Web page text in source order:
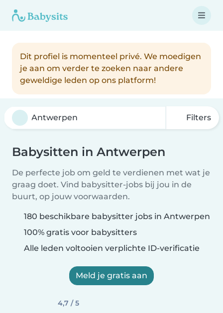
Dit profiel is momenteel privé. We moedigen
je aan om verder te zoeken naar andere
geweldige leden op ons platform!
Filters
Babysitten in Antwerpen
De perfecte job om geld te verdienen met wat je
graag doet. Vind babysitter-jobs bij jou in de
buurt, op jouw voorwaarden.
180 beschikbare babysitter jobs in Antwerpen
100% gratis voor babysitters
Alle leden voltooien verplichte ID-verificatie
Meld je gratis aan
4,7 / 5